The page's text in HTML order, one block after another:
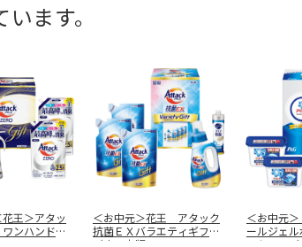
ます。
王＞アタッ
ンハンドギ
＜お中元＞花王 アタック
抗菌ＥＸバラエティギフト
＜お中元
ールジェ